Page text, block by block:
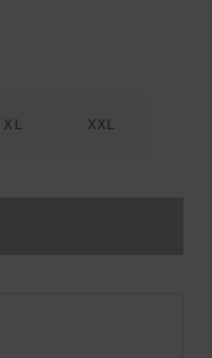
XL XXL